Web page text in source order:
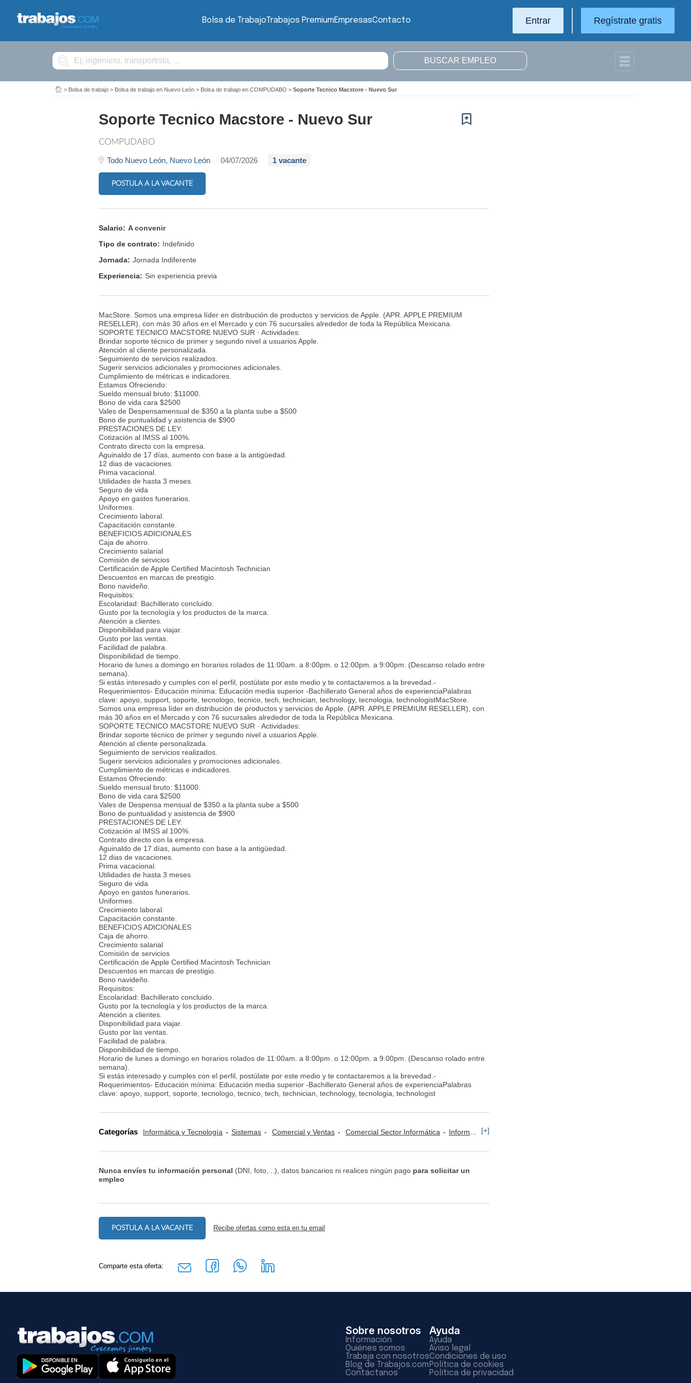
Bolsa de TrabajoTrabajos PremiumEmpresasContacto Entrar Regístrate gratis
Buscar
> Bolsa de trabajo > Bolsa de trabajo en Nuevo León > Bolsa de trabajo en COMPUDABO > Soporte Tecnico Macstore - Nuevo Sur
Soporte Tecnico Macstore - Nuevo Sur
COMPUDABO
Todo Nuevo León, Nuevo León 04/07/2026 1 vacante
POSTULA A LA VACANTE
Salario: A convenir
Tipo de contrato: Indefinido
Jornada: Jornada Indiferente
Experiencia: Sin experiencia previa
MacStore. Somos una empresa líder en distribución de productos y servicios de Apple. (APR. APPLE PREMIUM
RESELLER), con más 30 años en el Mercado y con 76 sucursales alrededor de toda la República Mexicana.
SOPORTE TECNICO MACSTORE NUEVO SUR · Actividades:
Brindar soporte técnico de primer y segundo nivel a usuarios Apple.
Atención al cliente personalizada.
Seguimiento de servicios realizados.
Sugerir servicios adicionales y promociones adicionales.
Cumplimiento de métricas e indicadores.
Estamos Ofreciendo:
Sueldo mensual bruto: $11000.
Bono de vida cara $2500
Vales de Despensamensual de $350 a la planta sube a $500
Bono de puntualidad y asistencia de $900
PRESTACIONES DE LEY:
Cotización al IMSS al 100%.
Contrato directo con la empresa.
Aguinaldo de 17 días, aumento con base a la antigüedad.
12 dias de vacaciones.
Prima vacacional.
Utilidades de hasta 3 meses.
Seguro de vida
Apoyo en gastos funerarios.
Uniformes.
Crecimiento laboral.
Capacitación constante.
BENEFICIOS ADICIONALES
Caja de ahorro.
Crecimiento salarial
Comisión de servicios
Certificación de Apple Certified Macintosh Technician
Descuentos en marcas de prestigio.
Bono navideño.
Requisitos:
Escolaridad: Bachillerato concluido.
Gusto por la tecnología y los productos de la marca.
Atención a clientes.
Disponibilidad para viajar.
Gusto por las ventas.
Facilidad de palabra.
Disponibilidad de tiempo.
Horario de lunes a domingo en horarios rolados de 11:00am. a 8:00pm. o 12:00pm. a 9:00pm. (Descanso rolado entre
semana).
Si estás interesado y cumples con el perfil, postúlate por este medio y te contactaremos a la brevedad.-
Requerimientos- Educación mínima: Educación media superior -Bachillerato General años de experienciaPalabras
clave: apoyo, support, soporte, tecnologo, tecnico, tech, technician, technology, tecnologia, technologistMacStore.
Somos una empresa líder en distribución de productos y servicios de Apple. (APR. APPLE PREMIUM RESELLER), con
más 30 años en el Mercado y con 76 sucursales alrededor de toda la República Mexicana.
SOPORTE TECNICO MACSTORE NUEVO SUR · Actividades:
Brindar soporte técnico de primer y segundo nivel a usuarios Apple.
Atención al cliente personalizada.
Seguimiento de servicios realizados.
Sugerir servicios adicionales y promociones adicionales.
Cumplimiento de métricas e indicadores.
Estamos Ofreciendo:
Sueldo mensual bruto: $11000.
Bono de vida cara $2500
Vales de Despensa mensual de $350 a la planta sube a $500
Bono de puntualidad y asistencia de $900
PRESTACIONES DE LEY:
Cotización al IMSS al 100%.
Contrato directo con la empresa.
Aguinaldo de 17 días, aumento con base a la antigüedad.
12 dias de vacaciones.
Prima vacacional.
Utilidades de hasta 3 meses.
Seguro de vida
Apoyo en gastos funerarios.
Uniformes.
Crecimiento laboral.
Capacitación constante.
BENEFICIOS ADICIONALES
Caja de ahorro.
Crecimiento salarial
Comisión de servicios
Certificación de Apple Certified Macintosh Technician
Descuentos en marcas de prestigio.
Bono navideño.
Requisitos:
Escolaridad: Bachillerato concluido.
Gusto por la tecnología y los productos de la marca.
Atención a clientes.
Disponibilidad para viajar.
Gusto por las ventas.
Facilidad de palabra.
Disponibilidad de tiempo.
Horario de lunes a domingo en horarios rolados de 11:00am. a 8:00pm. o 12:00pm. a 9:00pm. (Descanso rolado entre
semana).
Si estás interesado y cumples con el perfil, postúlate por este medio y te contactaremos a la brevedad.-
Requerimientos- Educación mínima: Educación media superior -Bachillerato General años de experienciaPalabras
clave: apoyo, support, soporte, tecnologo, tecnico, tech, technician, technology, tecnologia, technologist
Categorías Informática y Tecnología Sistemas Comercial y Ventas Comercial Sector Informática Informática: Consultorías y Servicios [+]
Nunca envíes tu información personal (DNI, foto,...), datos bancarios ni realices ningún pago para solicitar un
empleo
POSTULA A LA VACANTE Recibe ofertas como esta en tu email
Comparte esta oferta:
Sobre nosotros
Información
Quiénes somos
Trabaja con nosotros
Blog de Trabajos.com
Contáctanos
Ayuda
Ayuda
Aviso legal
Condiciones de uso
Política de cookies
Política de privacidad